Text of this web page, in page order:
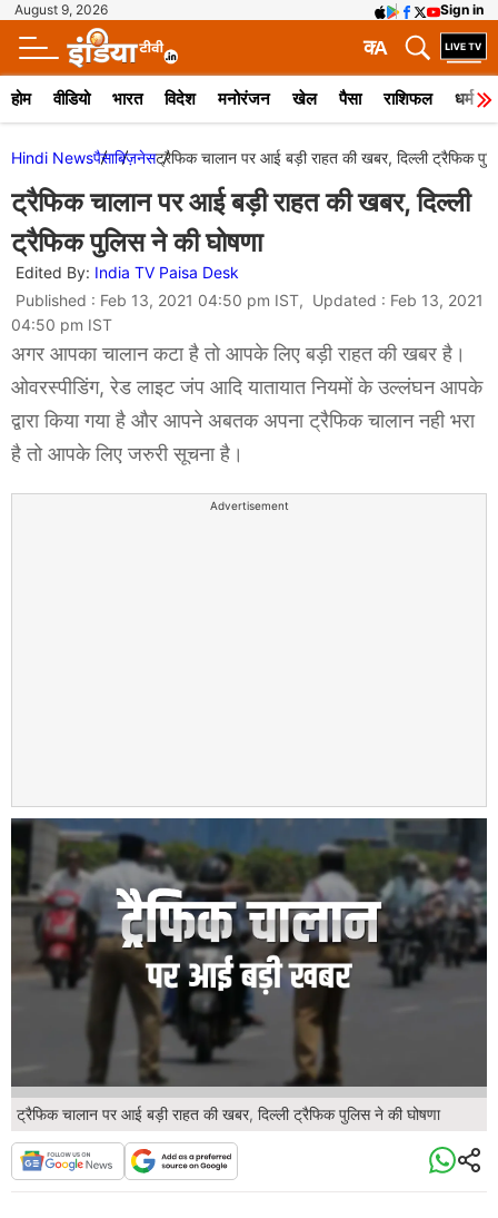
August 9, 2026 Sign in
A
क
होम वीडियो भारत विदेश मनोरंजन खेल पैसा राशिफल धर्म
Hindi Newsपैसाबिज़नेसट्रैफिक चालान पर आई बड़ी राहत की खबर, दिल्ली ट्रैफिक
ट्रैफिक चालान पर आई बड़ी राहत की खबर, दिल्ली
ट्रैफिक पुलिस ने की घोषणा
Edited By: India TV Paisa Desk
Published : Feb 13, 2021 04:50 pm IST, Updated : Feb 13, 2021
04:50 pm IST
अगर आपका चालान कटा है तो आपके लिए बड़ी राहत की खबर है।
ओवरस्पीडिंग, रेड लाइट जंप आदि यातायात नियमों के उल्लंघन आपके
द्वारा किया गया है और आपने अबतक अपना ट्रैफिक चालान नही भरा
है तो आपके लिए जरुरी सूचना है।
Advertisement
ट्रैफिक चालान पर आई बड़ी राहत की खबर, दिल्ली ट्रैफिक पुलिस ने की घोषणा